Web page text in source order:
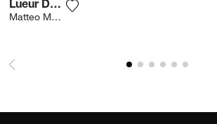
Lueur Du Soir
Matteo Merea